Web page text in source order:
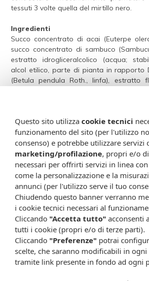
tessuti 3 volte quella del mirtillo nero.
Ingredienti
Succo concentrato di acai (Euterpe
succo concentrato di sambuco
estratto idrogliceralcolico (acqua;
alcol etilico, parte di pianta in rapporto
(Betula pendula Roth., linfa), estratto
(Silybum marianum (L.) Gaertn., frutto);
Senzaglutinee senzalattosio.
Caratteristiche nutrizionali
Valori medi per 40 gocce (2 ml)
Acai succo concentrato
Sambuco succo concentrato
Betulla estratto idrogliceralcolico
Questo sito utilizza cookie tecnici
funzionamento del sito (per l'utilizzo
consenso) e potrebbe utilizzare servizi
marketing/profilazione, propri e/o
necessari per offrirti servizi in linea
come la personalizzazione e la
annunci (per l'utilizzo serve il tuo
Chiudendo questo banner verranno
i cookie tecnici necessari al
Cliccando "Accetta tutto" acconsenti
tutti i cookie (propri e/o di terze parti).
Cliccando "Preferenze" potrai
scelte, che saranno modificabili in
tramite link presente in fondo ad ogni